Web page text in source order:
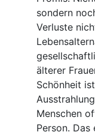
sondern
Verluste
älterer
Schönheit
Menschen
Person.